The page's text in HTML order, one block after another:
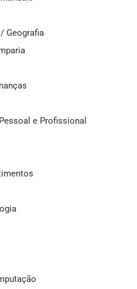
Geografia
e Profissional